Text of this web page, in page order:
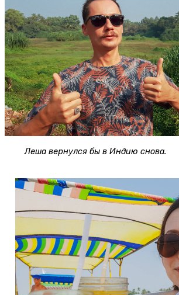
Леша вернулся бы в Индию снова.